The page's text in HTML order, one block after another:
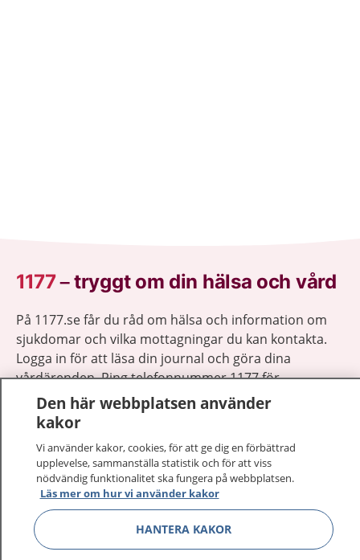
1177–tryggt om din hälsa och vård
På 1177.se får du råd om hälsa och information om
sjukdomar och vilka mottagningar du kan kontakta.
Logga in för att läsa din journal och göra dina
vårdärenden. Ring telefonnummer 1177 för
sjukvårdsrådgivning dygnet runt.
1177 ger dig råd när du vill må bättre.
1177 på flera språk Visa
Den här webbplatsen använder
kakor
Vi använder kakor, cookies, för att ge dig en förbättrad
upplevelse, sammanställa statistik och för att viss
nödvändig funktionalitet ska fungera på webbplatsen.
Läs mer om hur vi använder kakor
HANTERA KAKOR